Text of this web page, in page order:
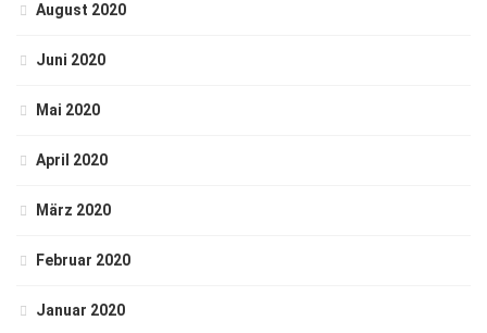
August 2020
Juni 2020
Mai 2020
April 2020
März 2020
Februar 2020
Januar 2020